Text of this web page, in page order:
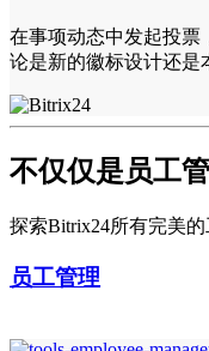
在事项动态中发起投票
论是新的徽标设计还是
不仅仅是员工
探索Bitrix24所有完美
员工管理